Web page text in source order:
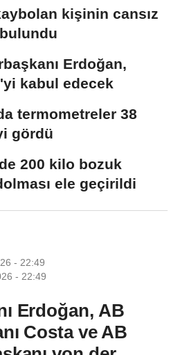
kişinin cansız
Erdoğan,
kabul edecek
termometreler 38
gördü
200 kilo bozuk
ele geçirildi
- 22:49
- 22:49
Erdoğan, AB
Costa ve AB